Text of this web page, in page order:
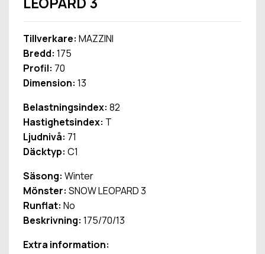
Tillverkare: MAZZINI
Bredd: 175
Profil: 70
Dimension: 13
Belastningsindex: 82
Hastighetsindex: T
Ljudnivå: 71
Däcktyp: C1
Säsong: Winter
Mönster: SNOW LEOPARD 3
Runflat: No
Beskrivning: 175/70/13
Extra information: